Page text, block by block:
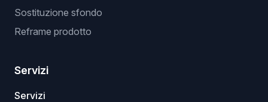
Sostituzione sfondo
Reframe prodotto
Servizi
Servizi